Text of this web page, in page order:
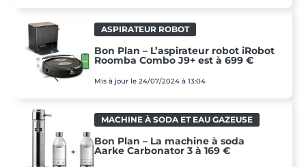
ASPIRATEUR ROBOT
Bon Plan – L’aspirateur robot iRobot
Roomba Combo J9+ est à 699 €
Mis à jour le 24/07/2024 à 13:04
MACHINE À SODA ET EAU GAZEUSE
Bon Plan – La machine à soda
Aarke Carbonator 3 à 169 €